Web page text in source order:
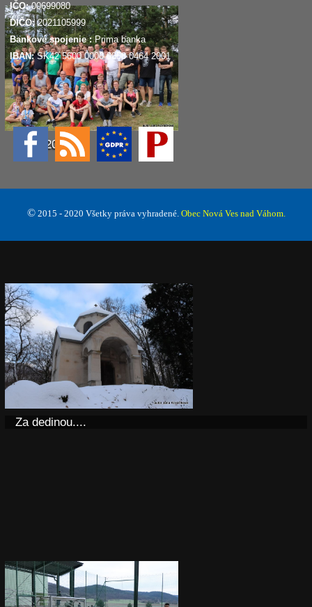
MDD 2019
Za dedinou....
IČO:00699080
DIČO:2021105999
Bankové spojenie :Prima banka
IBAN:SK42 5600 0000 0058 0464 2001
©2015 - 2020 Všetky práva vyhradené. Obec Nová Ves nad Váhom.